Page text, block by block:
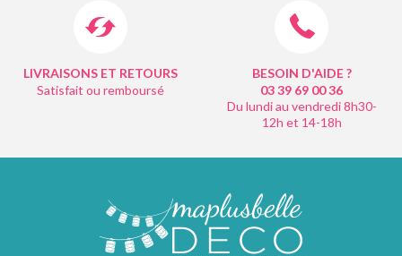
LIVRAISONS ET RETOURS
Satisfait ou remboursé
BESOIN D'AIDE ?
03 39 69 0036
Du lundi au vendredi 8h30-
12h et 14-18h